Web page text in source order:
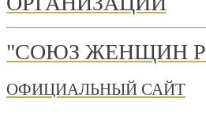
"СОЮЗ ЖЕНЩИН
ОФИЦИАЛЬНЫЙ САЙТ